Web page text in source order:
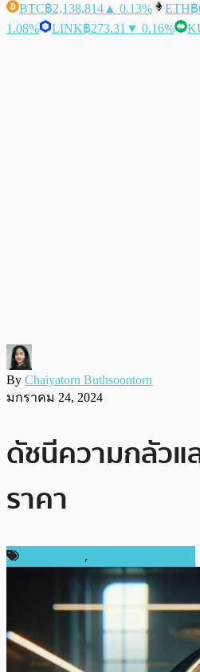
BTC฿2,138,814 ▲ 0.13% ETH฿
1.08%
LINK฿273.31 ▼ 0.16%
By Chaiyatorn Buthsoontorn
มกราคม 24, 2024
ดัชนีความกลัวแ
ราคา
,